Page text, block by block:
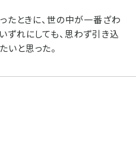
たときに、世の中が一番ざわ
ずれにしても、思わず引き込
いと思った。